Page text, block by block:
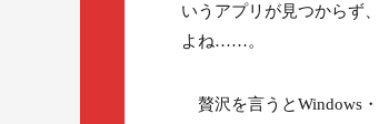
いうアプリが見つからず
よね……。
贅沢を言うとWindows